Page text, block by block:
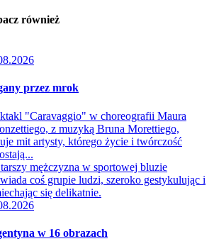
również
przez mrok
"Caravaggio" w choreografii Maura
z muzyką Bruna Morettiego,
mit artysty, którego życie i twórczość
w 16 obrazach